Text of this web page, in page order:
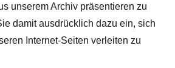
unserem Archiv präsentieren zu
damit ausdrücklich dazu ein, sich
Internet-Seiten verleiten zu